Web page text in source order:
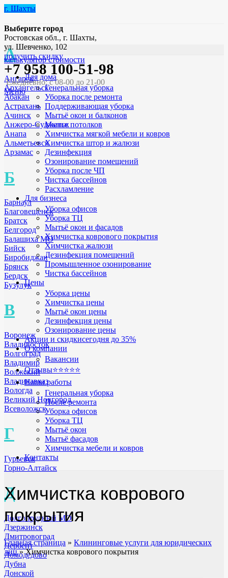
г. Шахты
Выберите город
А
Ангарск
Архангельск
Абакан
Астрахань
Ачинск
Анжеро-Судженск
Анапа
Альметьевск
Арзамас
Б
Барнаул
Благовещенск
Братск
Белгород
Балашиха МО
Бийск
Биробиджан
Брянск
Бердск
Бузулук
В
Воронеж
Владивосток
Волгоград
Владимир
Волжский
Владикавказ
Вологда
Великий Новгород
Всеволожск
Г
Гурьевск
Горно-Алтайск
Д
Долгопрудный МО
Дзержинск
Дмитровоград
Дербент
Домодедово
Дубна
Донской
Ростовская обл., г. Шахты,
ул. Шевченко, 102
получить скидку
+7 958 100-51-98
Ежедневно: с 08-00 до 21-00
Меню
калькулятор стоимости
Для дома
Генеральная уборка
Уборка после ремонта
Поддерживающая уборка
Мытьё окон и балконов
Мытье потолков
Химчистка мягкой мебели и ковров
Химчистка штор и жалюзи
Дезинфекция
Озонирование помещений
Уборка после ЧП
Чистка бассейнов
Расхламление
Для бизнеса
Уборка офисов
Уборка ТЦ
Мытьё окон и фасадов
Химчистка коврового покрытия
Химчистка жалюзи
Дезинфекция помещений
Промышленное озонирование
Чистка бассейнов
Цены
Уборка цены
Химчистка цены
Мытьё окон цены
Дезинфекция цены
Озонирование цены
Акции и скидкисегодня до 35%
О компании
Вакансии
Отзывы⭐⭐⭐⭐⭐
Наши работы
Генеральная уборка
После ремонта
Уборка офисов
Уборка ТЦ
Мытьё окон
Мытьё фасадов
Химчистка мебели и ковров
Контакты
Химчистка коврового
покрытия
Главная страница » Клининговые услуги для юридических
лиц»Химчистка коврового покрытия